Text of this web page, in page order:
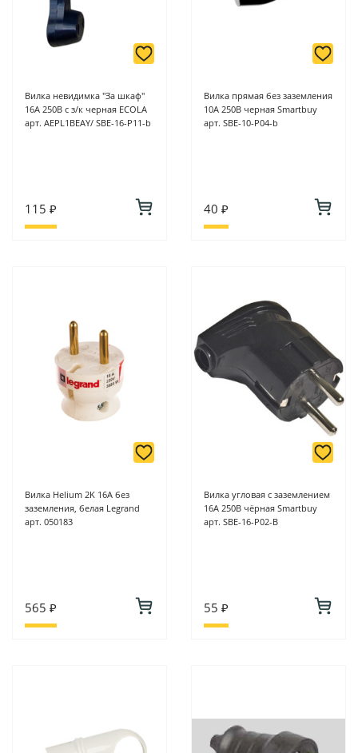
Вилка невидимка "За шкаф"
16А 250В с з/к черная ECOLA
арт. AEPL1BEAY/ SBE-16-P11-b
115 ₽
Вилка прямая без заземления
10А 250В черная Smartbuy
арт. SBE-10-P04-b
40 ₽
Вилка Helium 2K 16A без
заземления, белая Legrand
арт. 050183
565 ₽
Вилка угловая с заземлением
16А 250В чёрная Smartbuy
арт. SBE-16-P02-B
55 ₽